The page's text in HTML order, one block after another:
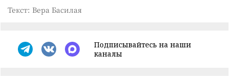
Текст: Вера Басилая
Подписывайтесь на наши
каналы